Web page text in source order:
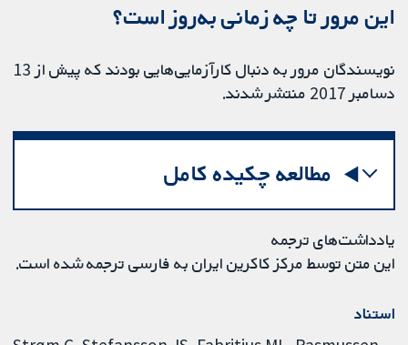
این مرور تا چه زمانی به‌روز است؟
نویسندگان مرور به دنبال کارآزمایی‌هایی بودند که پیش از 13
دسامبر 2017 منتشر شدند.
مطالعه چکیده کامل
یادداشت‌های ترجمه
این متن توسط مرکز کاکرین ایران به فارسی ترجمه شده است.
استناد